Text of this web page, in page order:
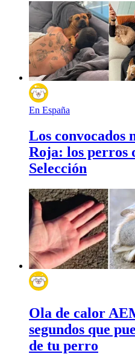
En España
Los convocados
Roja: los perros
Selección
Ola de calor
segundos que
de tu perro